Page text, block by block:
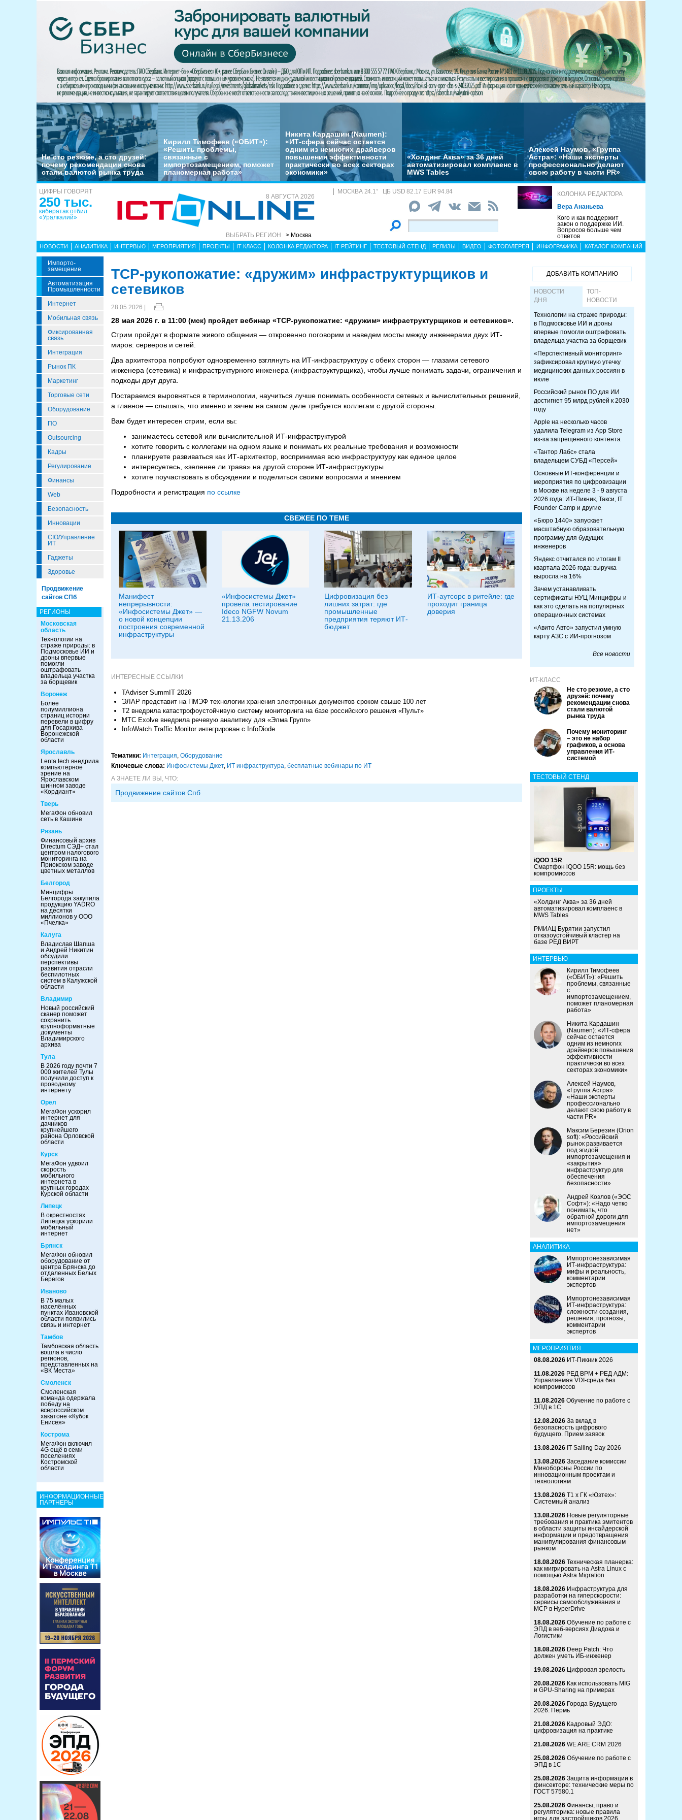
Не сто резюме, а сто друзей:
почему рекомендации снова
стали валютой рынка труда
Кирилл Тимофеев («ОБИТ»):
«Решить проблемы,
связанные с
импортозамещением, поможет
планомерная работа»
Никита Кардашин (Naumen):
«ИТ-сфера сейчас остается
одним из немногих драйверов
повышения эффективности
практически во всех секторах
экономики»
«Холдинг Аква» за 36 дней
автоматизировал комплаенс в
MWS Tables
Алексей Наумов, «Группа
Астра»: «Наши эксперты
профессионально делают
свою работу в части PR»
ЦИФРЫ ГОВОРЯТ
250 тыс.
кибератак отбил
«Уралкалий»
8 АВГУСТА 2026
ВЫБРАТЬ РЕГИОН > Москва
МОСКВА 24.1° ЦБ USD 82.17 EUR 94.84
КОЛОНКА РЕДАКТОРА
Вера Ананьева
Кого и как поддержит
закон о поддержке ИИ.
Вопросов больше чем
ответов
НОВОСТИ АНАЛИТИКА ИНТЕРВЬЮ МЕРОПРИЯТИЯ ПРОЕКТЫ IT КЛАСС КОЛОНКА РЕДАКТОРА IT РЕЙТИНГ ТЕСТОВЫЙ СТЕНД РЕЛИЗЫ ВИДЕО ФОТОГАЛЕРЕЯ ИНФОГРАФИКА КАТАЛОГ КОМПАНИЙ
Импорто­
Замещение
Автоматизация
Промышленности
Интернет
Мобильная связь
Фиксированная
связь
Интеграция
Рынок ПК
Маркетинг
Торговые сети
Оборудование
ПО
Outsourcing
Кадры
Регулирование
Финансы
Web
Безопасность
Инновации
CIO/Управление
ИТ
Гаджеты
Здоровье
Продвижение
сайтов СПб
РЕГИОНЫ
Московская
область
Технологии на
страже природы: в
Подмосковье ИИ и
дроны впервые
помогли
оштрафовать
владельца участка
за борщевик
Воронеж
Более
полумиллиона
страниц истории
перевели в цифру
для Госархива
Воронежской
области
Ярославль
Lenta tech внедрила
компьютерное
зрение на
Ярославском
шинном заводе
«Кордиант»
Тверь
МегаФон обновил
сеть в Кашине
Рязань
Финансовый архив
Directum СЭД+ стал
центром налогового
мониторинга на
Приокском заводе
цветных металлов
Белгород
Минцифры
Белгорода закупила
продукцию YADRO
на десятки
миллионов у ООО
«Пчелка»
Калуга
Владислав Шапша
и Андрей Никитин
обсудили
перспективы
развития отрасли
беспилотных
систем в Калужской
области
Владимир
Новый российский
сканер поможет
сохранить
крупноформатные
документы
Владимирского
архива
Тула
В 2026 году почти 7
000 жителей Тулы
получили доступ к
проводному
интернету
Орел
МегаФон ускорил
интернет для
дачников
крупнейшего
района Орловской
области
Курск
МегаФон удвоил
скорость
мобильного
интернета в
крупных городах
Курской области
Липецк
В окрестностях
Липецка ускорили
мобильный
интернет
Брянск
МегаФон обновил
оборудование от
центра Брянска до
отдаленных Белых
Берегов
Иваново
В 75 малых
населённых
пунктах Ивановской
области появились
связь и интернет
Тамбов
Тамбовская область
вошла в число
регионов,
представленных на
«ВК Места»
Смоленск
Смоленская
команда одержала
победу на
всероссийском
хакатоне «Кубок
Енисея»
Кострома
МегаФон включил
4G ещё в семи
поселениях
Костромской
области
ИНФОРМАЦИОННЫЕ
ПАРТНЕРЫ
TCP-рукопожатие: «дружим» инфраструктурщиков и
сетевиков
28.05.2026 |
28 мая 2026 г. в 11:00 (мск) пройдет вебинар «TCP-рукопожатие: «дружим» инфраструктурщиков и сетевиков».
Стрим пройдет в формате живого общения — откровенно поговорим и наведем мосты между инженерами двух ИТ-
миров: серверов и сетей.
Два архитектора попробуют одновременно взглянуть на ИТ-инфраструктуру с обеих сторон — глазами сетевого
инженера (сетевика) и инфраструктурного инженера (инфраструктурщика), чтобы лучше понимать задачи, ограничения и
подходы друг друга.
Постараемся выровняться в терминологии, научиться лучше понимать особенности сетевых и вычислительных решений,
а главное — слышать, что именно и зачем на самом деле требуется коллегам с другой стороны.
Вам будет интересен стрим, если вы:
занимаетесь сетевой или вычислительной ИТ-инфраструктурой
хотите говорить с коллегами на одном языке и понимать их реальные требования и возможности
планируете развиваться как ИТ-архитектор, воспринимая всю инфраструктуру как единое целое
интересуетесь, «зеленее ли трава» на другой стороне ИТ-инфраструктуры
хотите поучаствовать в обсуждении и поделиться своими вопросами и мнением
Подробности и регистрация по ссылке
СВЕЖЕЕ ПО ТЕМЕ
Манифест
непрерывности:
«Инфосистемы Джет» —
о новой концепции
построения современной
инфраструктуры
«Инфосистемы Джет»
провела тестирование
Ideco NGFW Novum
21.13.206
Цифровизация без
лишних затрат: где
промышленные
предприятия теряют ИТ-
бюджет
ИТ-аутсорс в ритейле: где
проходит граница
доверия
ИНТЕРЕСНЫЕ ССЫЛКИ
TAdviser SummIT 2026
ЭЛАР представит на ПМЭФ технологии хранения электронных документов сроком свыше 100 лет
Т2 внедрила катастрофоустойчивую систему мониторинга на базе российского решения «Пульт»
МТС Exolve внедрила речевую аналитику для «Элма Групп»
InfoWatch Traffic Monitor интегрирован с InfoDiode
Тематики: Интеграция, Оборудование
Ключевые слова: Инфосистемы Джет, ИТ инфраструктура, бесплатные вебинары по ИТ
А ЗНАЕТЕ ЛИ ВЫ, ЧТО:
Продвижение сайтов Спб
ДОБАВИТЬ КОМПАНИЮ
НОВОСТИ
ДНЯ
ТОП-
НОВОСТИ
Технологии на страже природы:
в Подмосковье ИИ и дроны
впервые помогли оштрафовать
владельца участка за борщевик
«Перспективный мониторинг»
зафиксировал крупную утечку
медицинских данных россиян в
июле
Российский рынок ПО для ИИ
достигнет 95 млрд рублей к 2030
году
Apple на несколько часов
удалила Telegram из App Store
из-за запрещенного контента
«Тантор Лабс» стала
владельцем СУБД «Персей»
Основные ИТ-конференции и
мероприятия по цифровизации
в Москве на неделе 3 - 9 августа
2026 года: ИТ-Пикник, Такси, IT
Founder Camp и другие
«Бюро 1440» запускает
масштабную образовательную
программу для будущих
инженеров
Яндекс отчитался по итогам II
квартала 2026 года: выручка
выросла на 16%
Зачем устанавливать
сертификаты НУЦ Минцифры и
как это сделать на популярных
операционных системах
«Авито Авто» запустил умную
карту АЗС с ИИ-прогнозом
Все новости
ИТ-КЛАСС
Не сто резюме, а сто
друзей: почему
рекомендации снова
стали валютой
рынка труда
Почему мониторинг
– это не набор
графиков, а основа
управления ИТ-
системой
ТЕСТОВЫЙ СТЕНД
iQOO 15R
Смартфон iQOO 15R: мощь без
компромиссов
ПРОЕКТЫ
«Холдинг Аква» за 36 дней
автоматизировал комплаенс в
MWS Tables
РМИАЦ Бурятии запустил
отказоустойчивый кластер на
базе РЕД ВИРТ
ИНТЕРВЬЮ
Кирилл Тимофеев
(«ОБИТ»): «Решить
проблемы, связанные
с
импортозамещением,
поможет планомерная
работа»
Никита Кардашин
(Naumen): «ИТ-сфера
сейчас остается
одним из немногих
драйверов повышения
эффективности
практически во всех
секторах экономики»
Алексей Наумов,
«Группа Астра»:
«Наши эксперты
профессионально
делают свою работу в
части PR»
Максим Березин (Orion
soft): «Российский
рынок развивается
под эгидой
импортозамещения и
«закрытия»
инфраструктур для
обеспечения
безопасности»
Андрей Козлов («ЭОС
Софт»): «Надо четко
понимать, что
обратной дороги для
импортозамещения
нет»
АНАЛИТИКА
Импортонезависимая
ИТ-инфраструктура:
мифы и реальность,
комментарии
экспертов
Импортонезависимая
ИТ-инфраструктура:
сложности создания,
решения, прогнозы,
комментарии
экспертов
МЕРОПРИЯТИЯ
08.08.2026 ИТ-Пикник 2026
11.08.2026 РЕД ВРМ + РЕД АДМ:
Управляемая VDI-среда без
компромиссов
11.08.2026 Обучение по работе с
ЭПД в 1С
12.08.2026 За вклад в
безопасность цифрового
будущего. Прием заявок
13.08.2026 IT Sailing Day 2026
13.08.2026 Заседание комиссии
Минобороны России по
инновационным проектам и
технологиям
13.08.2026 Т1 x ГК «Юзтех»:
Системный анализ
13.08.2026 Новые регуляторные
требования и практика эмитентов
в области защиты инсайдерской
информации и предотвращения
манипулирования финансовым
рынком
18.08.2026 Техническая планерка:
как мигрировать на Astra Linux с
помощью Astra Migration
18.08.2026 Инфраструктура для
разработки на гиперскорости:
сервисы самообслуживания и
MCP в HyperDrive
18.08.2026 Обучение по работе с
ЭПД в веб-версиях Диадока и
Логистики
18.08.2026 Deep Patch: Что
должен уметь ИБ-инженер
19.08.2026 Цифровая зрелость
20.08.2026 Как использовать MIG
и GPU-Sharing на примерах
20.08.2026 Города Будущего
2026. Пермь
21.08.2026 Кадровый ЭДО:
цифровизация на практике
21.08.2026 WE ARE CRM 2026
25.08.2026 Обучение по работе с
ЭПД в 1С
25.08.2026 Защита информации в
финсекторе: технические меры по
ГОСТ 57580.1
25.08.2026 Финансы, право и
регуляторика: новые правила